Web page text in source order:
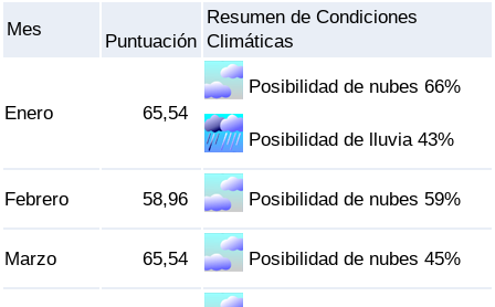
Mes
Puntuación
Resumen de Condiciones
Climáticas
Enero 65,54
Posibilidad de nubes 66%
Posibilidad de lluvia 43%
Febrero 58,96 Posibilidad de nubes 59%
Marzo 65,54 Posibilidad de nubes 45%
Índice de Sanidad por País
Contaminación
Índice de Contaminación (Actual)
Índice de contaminación
Índice de Contaminación por País